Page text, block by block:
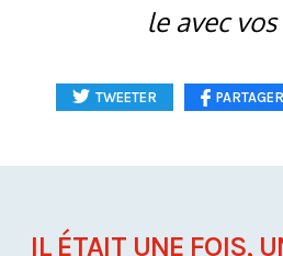
le avec
TWEETER PARTAGER
IL ÉTAIT UNE FOIS,